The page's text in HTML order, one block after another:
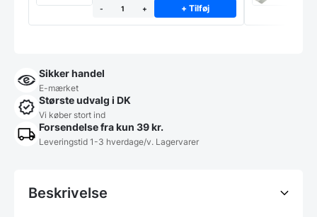
- + + Tilføj
Sikker handel
E-mærket
Største udvalg i DK
Vi køber stort ind
Forsendelse fra kun 39 kr.
Leveringstid 1-3 hverdage/v. Lagervarer
Beskrivelse